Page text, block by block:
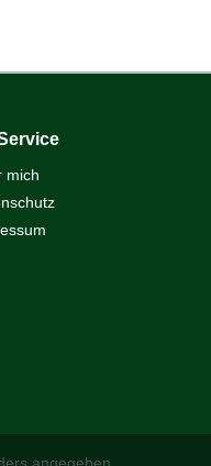
mich
angegeben.